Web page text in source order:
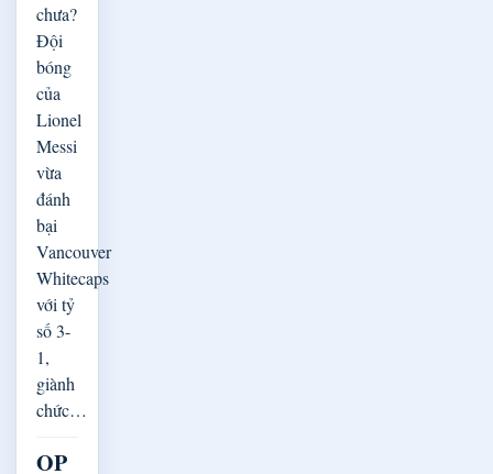
chưa?
Đội
bóng
của
Lionel
Messi
vừa
đánh
bại
Vancouver
Whitecaps
với tỷ
số 3-
1,
giành
chức…
OP